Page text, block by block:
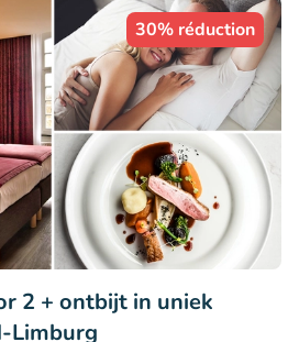
30% réduction
2 + ontbijt in uniek
Limburg